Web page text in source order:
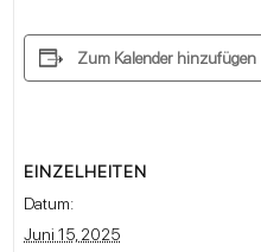
Zum Kalender hinzufügen
EINZELHEITEN
Datum:
Juni 15, 2025